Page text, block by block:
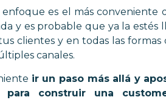
es el más conveniente
y es probable que ya la estés
clientes y en todas las
canales.
ir un paso más allá y
para construir una